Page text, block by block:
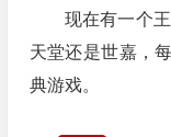
现在有一个
天堂还是世嘉，
典游戏。